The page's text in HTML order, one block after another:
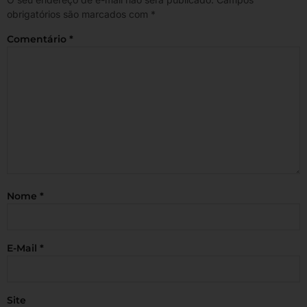
obrigatórios são marcados com *
Comentário *
Nome *
E-Mail *
Site